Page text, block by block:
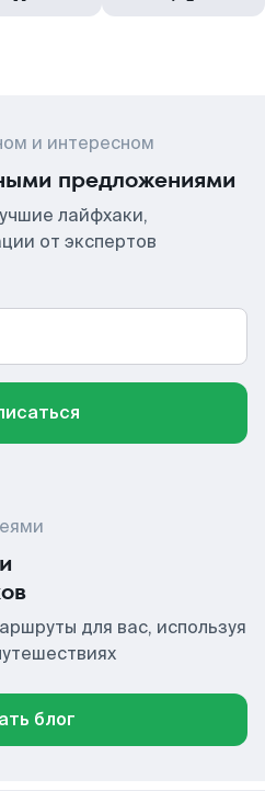
и интересном
предложениями
лайфхаки,
от экспертов
для вас, используя
блог